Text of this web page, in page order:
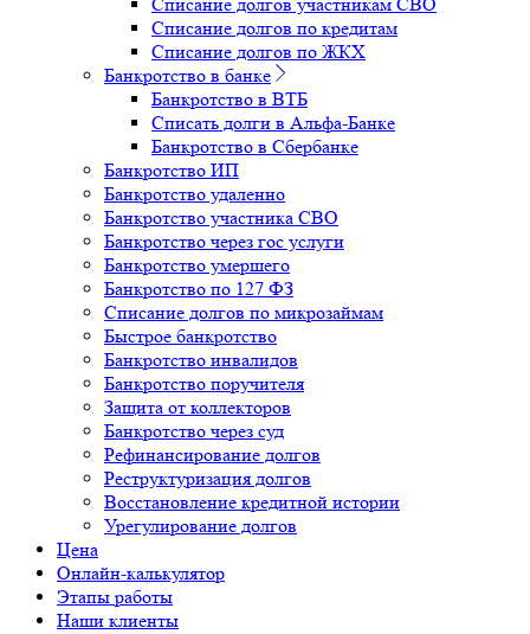
Списание долгов по кредитам
Списание долгов по ЖКХ
Банкротство в банке
Банкротство в ВТБ
Списать долги в Альфа-Банке
Банкротство в Cбербанке
Банкротство ИП
Банкротство удаленно
Банкротство участника СВО
Банкротство через гос услуги
Банкротство умершего
Банкротство по 127 ФЗ
Списание долгов по микрозаймам
Быстрое банкротство
Банкротство инвалидов
Банкротство поручителя
Защита от коллекторов
Банкротство через суд
Рефинансирование долгов
Реструктуризация долгов
Восстановление кредитной истории
Урегулирование долгов
Цена
Онлайн-калькулятор
Этапы работы
Наши клиенты